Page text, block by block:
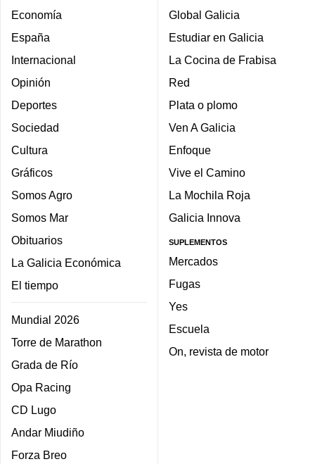
Economía
España
Internacional
Opinión
Deportes
Sociedad
Cultura
Gráficos
Somos Agro
Somos Mar
Obituarios
La Galicia Económica
El tiempo
Mundial 2026
Torre de Marathon
Grada de Río
Opa Racing
CD Lugo
Andar Miudiño
Forza Breo
Global Galicia
Estudiar en Galicia
La Cocina de Frabisa
Red
Plata o plomo
Ven A Galicia
Enfoque
Vive el Camino
La Mochila Roja
Galicia Innova
SUPLEMENTOS
Mercados
Fugas
Yes
Escuela
On, revista de motor